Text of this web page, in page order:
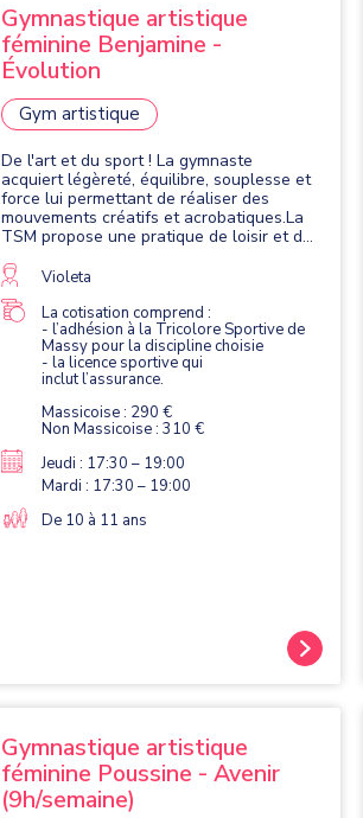
Gymnastique artistique
féminine Benjamine -
Évolution
Gym artistique
De l'art et du sport ! La gymnaste
acquiert légèreté, équilibre, souplesse et
force lui permettant de réaliser des
mouvements créatifs et acrobatiques.La
TSM propose une pratique de loisir et de
agrès : le saut, les barres asymétriques,
la poutre et le sol.
Violeta
La cotisation comprend :
- l’adhésion à la Tricolore Sportive de
Massy pour la discipline choisie
- la licence sportive qui
inclut l’assurance.
Massicoise : 290 €
Non Massicoise : 310 €
Jeudi : 17:30 – 19:00
Mardi : 17:30 – 19:00
De 10 à 11 ans
Gymnastique artistique
féminine Poussine - Avenir
(9h/semaine)